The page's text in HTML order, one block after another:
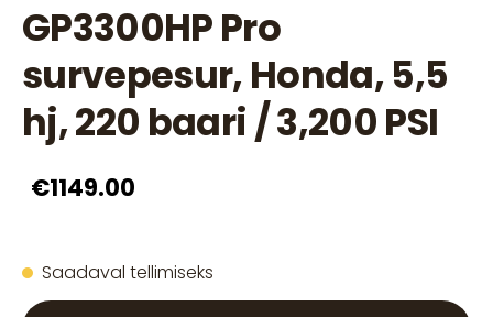
GP3300HP Pro
survepesur, Honda, 5,5
hj, 220 baari / 3,200 PSI
€1149.00
Saadaval tellimiseks